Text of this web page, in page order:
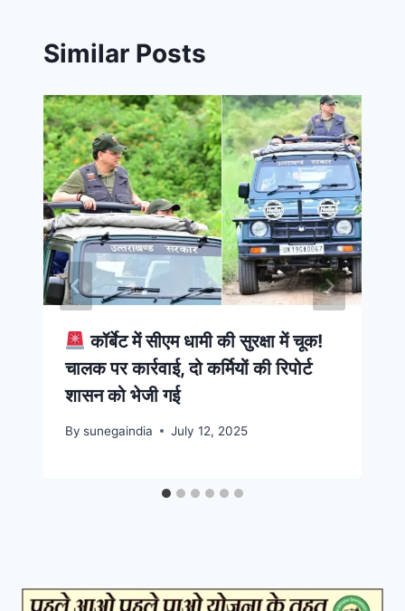
Similar Posts
कॉर्बेट में सीएम धामी की सुरक्षा में चूक!
चालक पर कार्रवाई, दो कर्मियों की रिपोर्ट
शासन को भेजी गई
By sunegaindia July 12, 2025